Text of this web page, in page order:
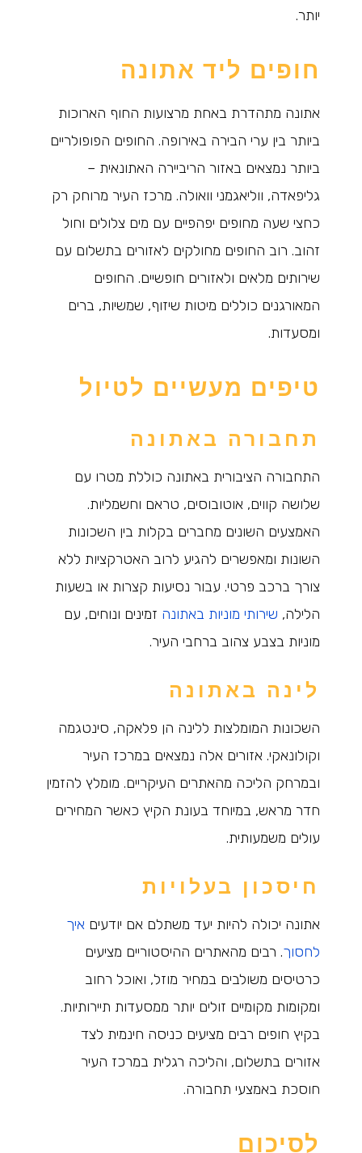
יותר.
חופים ליד אתונה
אתונה מתהדרת באחת מרצועות החוף הארוכות
ביותר בין ערי הבירה באירופה. החופים הפופולריים
ביותר נמצאים באזור הריביירה האתונאית –
גליפאדה, ווליאגמני וואולה. מרכז העיר מרוחק רק
כחצי שעה מחופים יפהפיים עם מים צלולים וחול
זהוב. רוב החופים מחולקים לאזורים בתשלום עם
שירותים מלאים ולאזורים חופשיים. החופים
המאורגנים כוללים מיטות שיזוף, שמשיות, ברים
ומסעדות.
טיפים מעשיים לטיול
תחבורה באתונה
התחבורה הציבורית באתונה כוללת מטרו עם
שלושה קווים, אוטובוסים, טראם וחשמליות.
האמצעים השונים מחברים בקלות בין השכונות
השונות ומאפשרים להגיע לרוב האטרקציות ללא
צורך ברכב פרטי. עבור נסיעות קצרות או בשעות
הלילה, שירותי מוניות באתונה זמינים ונוחים, עם
מוניות בצבע צהוב ברחבי העיר.
לינה באתונה
השכונות המומלצות ללינה הן פלאקה, סינטגמה
וקולונאקי. אזורים אלה נמצאים במרכז העיר
ובמרחק הליכה מהאתרים העיקריים. מומלץ להזמין
חדר מראש, במיוחד בעונת הקיץ כאשר המחירים
עולים משמעותית.
חיסכון בעלויות
אתונה יכולה להיות יעד משתלם אם יודעים איך
לחסוך. רבים מהאתרים ההיסטוריים מציעים
כרטיסים משולבים במחיר מוזל, ואוכל רחוב
ומקומות מקומיים זולים יותר ממסעדות תיירותיות.
בקיץ חופים רבים מציעים כניסה חינמית לצד
אזורים בתשלום, והליכה רגלית במרכז העיר
חוסכת באמצעי תחבורה.
לסיכום